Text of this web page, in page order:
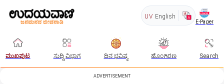
UV English
E-Paper
ಮುಖಪುಟ ಸುದ್ದಿ ವಿಭಾಗ ದಿನ ಭವಿಷ್ಯ ಹೊಂಗಿರಣ Search
ADVERTISEMENT